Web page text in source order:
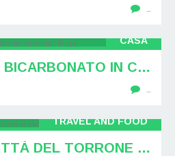
CASA
COME USARE IL BICARBONATO IN CUCINA: 8 USI
TRAVEL AND FOOD
CREMONA LA CITTÀ DEL TORRONE E DEL TORRAZZO: RICETTA TORRONE